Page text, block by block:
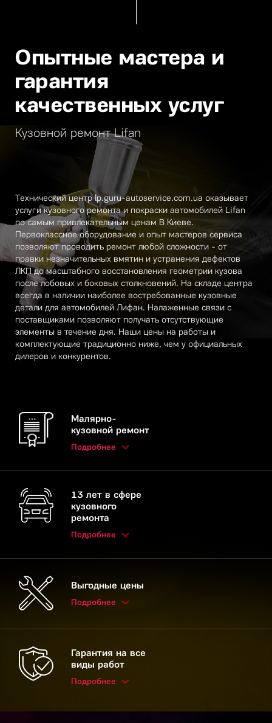
Опытные мастера и
гарантия
качественных услуг
Кузовной ремонт Lifan
Техничеcкий центр lp.guru-autoservice.com.ua оказывает
услуги кузовного ремонта и покраски автомобилей Lifan
по самым привлекательным ценам В Киеве.
Первоклассное оборудование и опыт мастеров сервиса
позволяют проводить ремонт любой сложности - от
правки незначительных вмятин и устранения дефектов
ЛКП до масштабного восстановления геометрии кузова
после лобовых и боковых столкновений. На складе центра
всегда в наличии наиболее востребованные кузовные
детали для автомобилей Лифан. Налаженные связи с
поставщиками позволяют получать отсутствующие
элементы в течение дня. Наши цены на работы и
комплектующие традиционно ниже, чем у официальных
дилеров и конкурентов.
Малярно-
кузовной ремонт
Подробнее
13 лет в сфере
кузовного
ремонта
Подробнее
Выгодные цены
Подробнее
Гарантия на все
виды работ
Подробнее